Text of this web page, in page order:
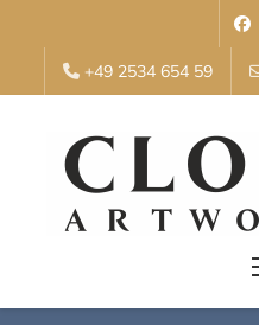
+49 2534 654 59